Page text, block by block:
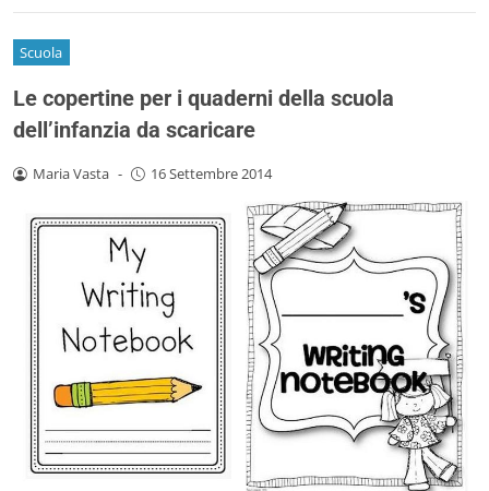
Scuola
Le copertine per i quaderni della scuola
dell’infanzia da scaricare
Maria Vasta - 16 Settembre 2014